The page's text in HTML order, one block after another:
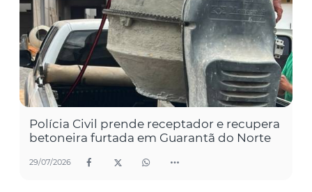
Polícia Civil prende receptador e recupera
betoneira furtada em Guarantã do Norte
29/07/2026